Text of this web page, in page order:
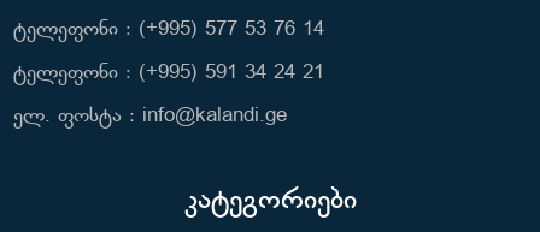
ტელეფონი : (+995) 577 53 76 14
ტელეფონი : (+995) 591 34 24 21
ელ. ფოსტა : info@kalandi.ge
კატეგორიები